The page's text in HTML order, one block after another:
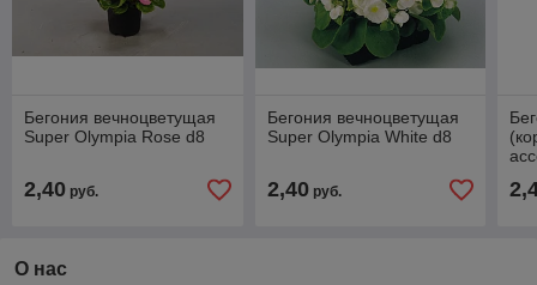
Бегония вечноцветущая
Super Olympia Rose d8
2,40 руб.
Бегония вечноцветущая
Super Olympia White d8
2,40руб.
О нас